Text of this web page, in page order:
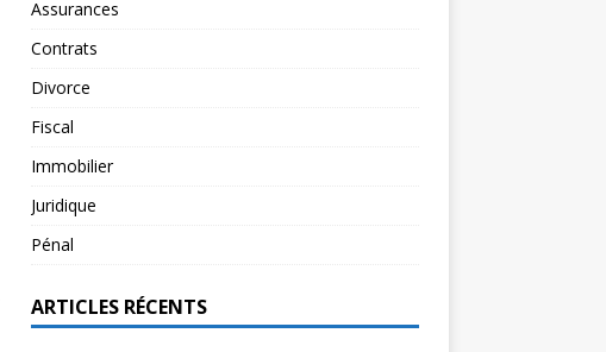
Assurances
Contrats
Divorce
Fiscal
Immobilier
Juridique
Pénal
ARTICLES RÉCENTS